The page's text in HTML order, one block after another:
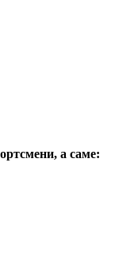
а саме: